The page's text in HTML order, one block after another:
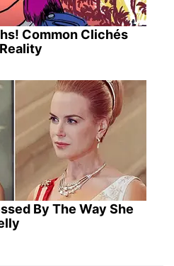
Common Clichés
By The Way She